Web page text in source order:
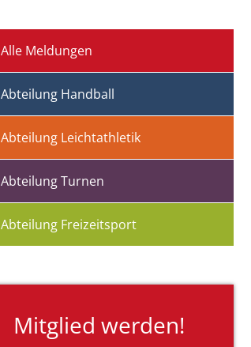
Alle Meldungen
Abteilung Handball
Abteilung Leichtathletik
Abteilung Turnen
Abteilung Freizeitsport
Mitglied werden!